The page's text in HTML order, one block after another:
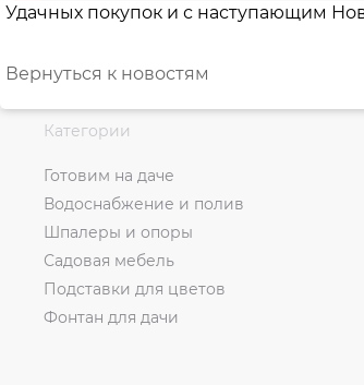
Удачных покупок и с наступающим
Вернуться к новостям
Категории
Готовим на даче
Водоснабжение и полив
Шпалеры и опоры
Садовая мебель
Подставки для цветов
Фонтан для дачи